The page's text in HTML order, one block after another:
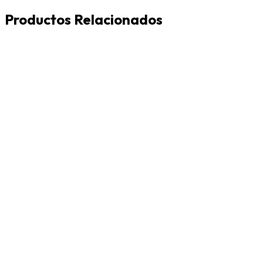
Productos Relacionados